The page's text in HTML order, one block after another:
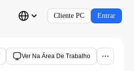
Cliente PC Entrar
Ver Na Área De Trabalho